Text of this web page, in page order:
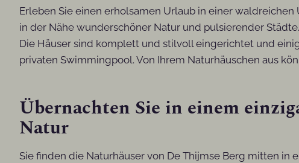
Erleben Sie einen erholsamen Urlaub in einer
in der Nähe wunderschöner Natur und pulsierender
Die Häuser sind komplett und stilvoll eingerichtet und
privaten Swimmingpool. Von Ihrem Naturhäuschen aus
Übernachten Sie in einem
Natur
Sie finden die Naturhäuser von De Thijmse Berg mitten in